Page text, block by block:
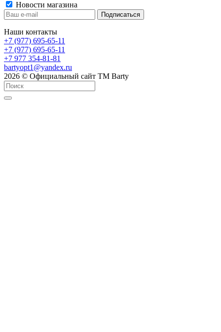
Новости магазина
Наши контакты
+7 (977) 695-65-11
+7 (977) 695-65-11
+7 977 354-81-81
bartyopt1@yandex.ru
2026 © Официальный сайт ТМ Barty